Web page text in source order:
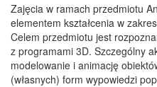
Zajęcia w ramach przedmiotu
elementem kształcenia w
Celem przedmiotu jest
z programami 3D. Szczególny
modelowanie i animację
(własnych) form wypowiedzi